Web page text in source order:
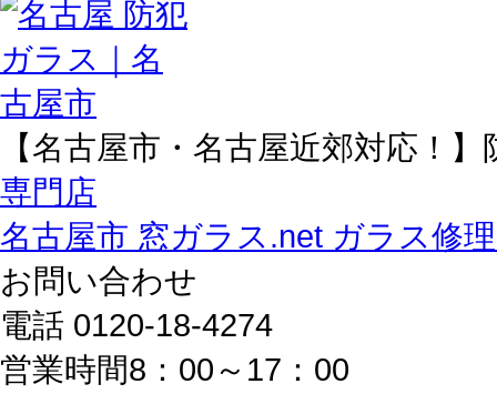
【名古屋市・名古屋近郊対応！
専門店
名古屋市 窓ガラス.net ガラス修
お問い合わせ
電話 0120-18-4274
営業時間8：00～17：00